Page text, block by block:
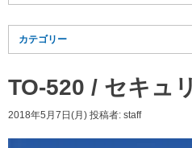
カテゴリー
TO-520 / セキュ
2018年5月7日(月) 投稿者: staff